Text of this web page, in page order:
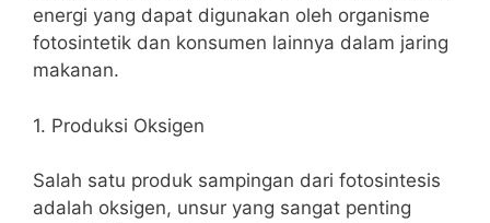
energi yang dapat digunakan oleh organisme
fotosintetik dan konsumen lainnya dalam jaring
makanan.
1. Produksi Oksigen
Salah satu produk sampingan dari fotosintesis
adalah oksigen, unsur yang sangat penting